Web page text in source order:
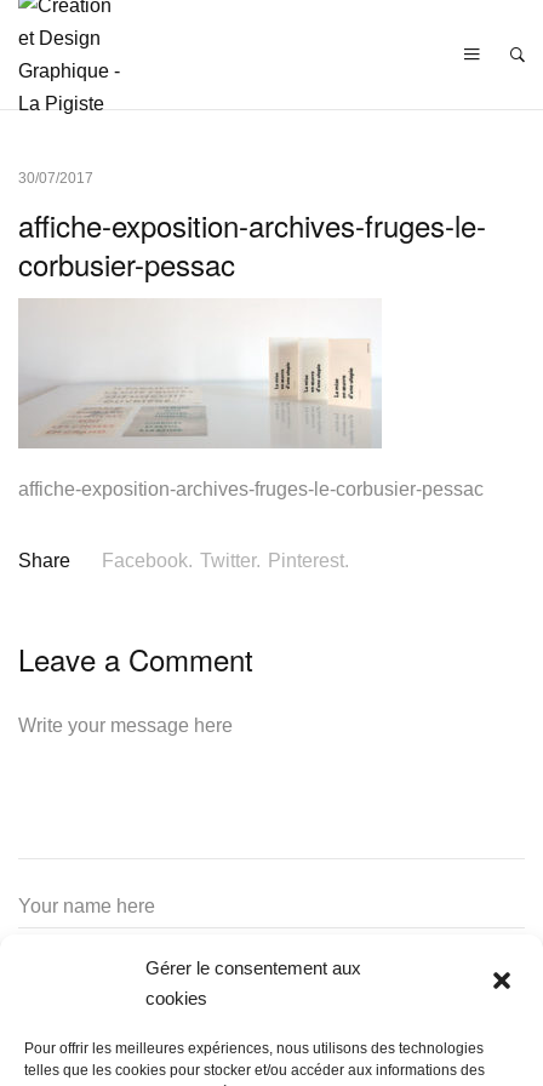
Gérer le consentement aux
cookies
Pour offrir les meilleures expériences, nous utilisons des technologies
telles que les cookies pour stocker et/ou accéder aux informations des
30/07/2017
affiche-exposition-archives-fruges-le-
corbusier-pessac
affiche-exposition-archives-fruges-le-corbusier-pessac
Share Facebook. Twitter. Pinterest.
Leave a Comment